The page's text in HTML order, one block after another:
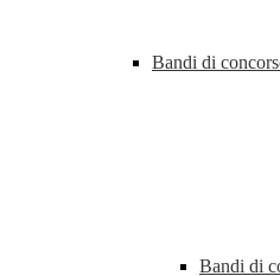
Bandi di
Bandi di